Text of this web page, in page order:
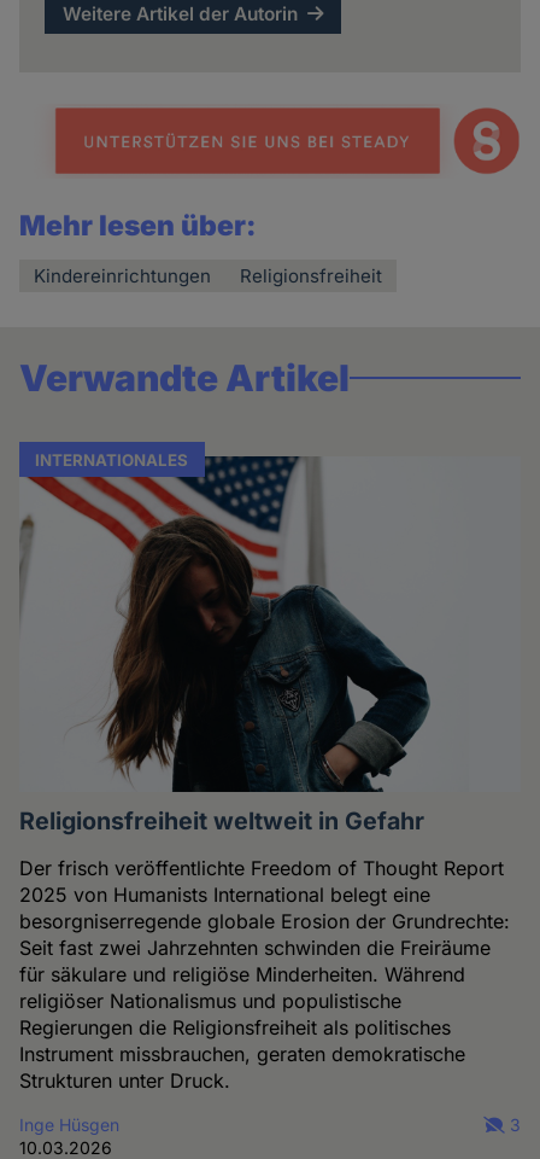
Weitere Artikel der Autorin
Mehr lesen über:
Kindereinrichtungen Religionsfreiheit
Verwandte Artikel
INTERNATIONALES
Religionsfreiheit weltweit in Gefahr
Der frisch veröffentlichte Freedom of Thought Report
2025 von Humanists International belegt eine
besorgniserregende globale Erosion der Grundrechte:
Seit fast zwei Jahrzehnten schwinden die Freiräume
für säkulare und religiöse Minderheiten. Während
religiöser Nationalismus und populistische
Regierungen die Religionsfreiheit als politisches
Instrument missbrauchen, geraten demokratische
Strukturen unter Druck.
Inge Hüsgen
10.03.2026
3